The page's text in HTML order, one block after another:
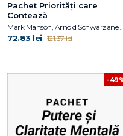
Pachet Priorități care
Contează
Mark Manson, Arnold Schwarzanegger
72.83 lei 121.37 lei
-